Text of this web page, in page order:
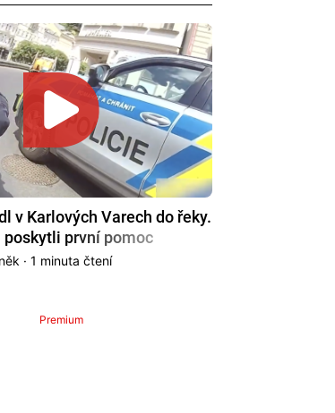
v Karlových Varech do řeky.
první pomoc
· 1 minuta čtení
Premium